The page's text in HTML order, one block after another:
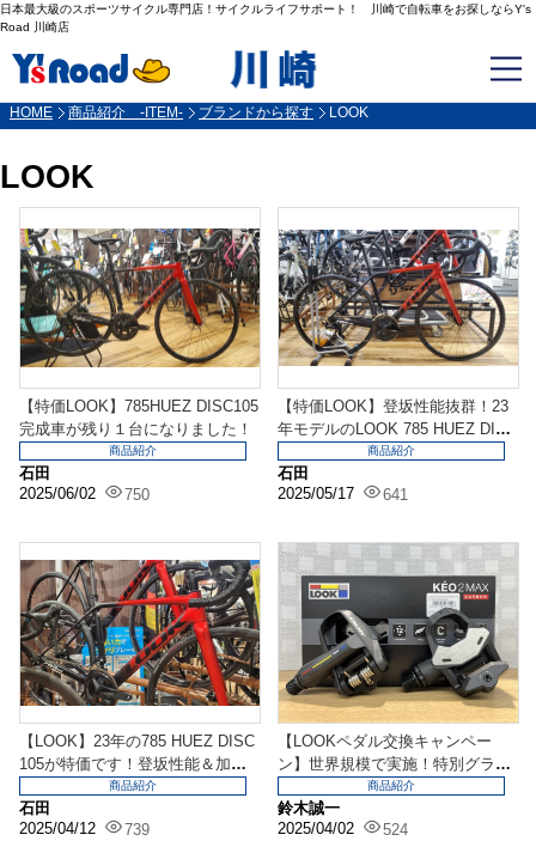
日本最大級のスポーツサイクル専門店！サイクルライフサポート！ 川崎で自転車をお探しならY's
Road 川崎店
HOME 商品紹介 -ITEM- ブランドから探す LOOK
LOOK
【特価LOOK】785HUEZ DISC105
完成車が残り１台になりました！
石田
2025/06/02
750
商品紹介
【特価LOOK】登坂性能抜群！23
年モデルのLOOK 785 HUEZ DIS
石田
2025/05/17
641
商品紹介
【LOOK】23年の785 HUEZ DISC
105が特価です！登坂性能＆加
石田
2025/04/12
739
商品紹介
【LOOKペダル交換キャンペー
ン】世界規模で実施！特別グラフ
ィックのビンディング...
鈴木誠一
2025/04/02
524
商品紹介